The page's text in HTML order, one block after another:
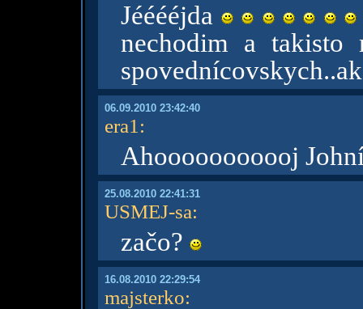
Jééééjda
nechodim a takisto
06.09.2010 23:42:40
era1 :
Ahooooooooooj
25.08.2010 22:41:31
USMEJ-sa:
začo?
16.08.2010 22:29:54
majsterko: